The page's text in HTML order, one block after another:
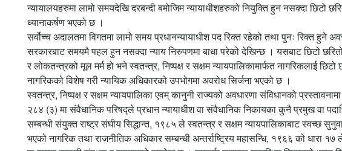
न्यायालयहरुमा लामो समयदेखि दरबन्दी बमोजिम न्यायाधीशहरुको नियुक्ति हुन नसक्दा छिटो
ध्यानाकर्षण भएको छ ।
सर्वोच्च अदालतमा विगतमा लामो समय प्रधानन्यायाधीश पद रिक्त रहेको तथा पुनः रिक्त हुने
सरकारबाट समयमै पहल हुन नसक्दा न्याय निरुपणमा बाधा परेको देखिन्छ । यसबाट छिटो
र लोकतन्त्रको मूल मर्म हो भने स्वतन्त्र, निष्पक्ष र सक्षम न्यायपालिकामार्फत नागरिकलाई
नागरिकको विशेष गरी न्यायिक अधिकारको उपभोगमा अवरोध सिर्जना भएको छ ।
स्वतन्त्र, निष्पक्ष र सक्षम न्यायपालिका एवम् कानुनी राज्यको अवधारणा संविधानको
२८४ (३) मा संवैधानिक परिषद्ले प्रधान न्यायाधीश वा संवैधानिक निकायका कुनै प्रमुख वा
सम्बन्धी संयुक्त राष्ट्र संघीय सिद्धान्त, १९८५ ले स्वतन्त्र र सक्षम न्यायपालिकाबाट स्वच्छ
भएको नागरिक तथा राजनीतिक अधिकार सम्बन्धी अन्तर्राष्ट्रिय महासन्धि, १९६६ को धारा